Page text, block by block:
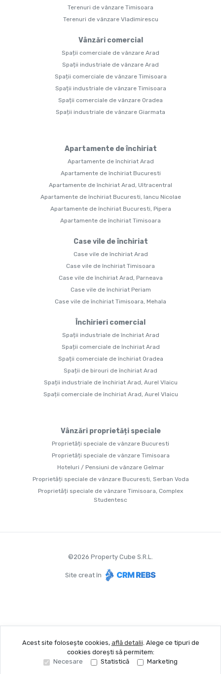
Terenuri de vânzare Timisoara
Terenuri de vânzare Vladimirescu
Vânzări comercial
Spații comerciale de vânzare Arad
Spații industriale de vânzare Arad
Spații comerciale de vânzare Timisoara
Spații industriale de vânzare Timisoara
Spații comerciale de vânzare Oradea
Spații industriale de vânzare Giarmata
Apartamente de închiriat
Apartamente de închiriat Arad
Apartamente de închiriat Bucuresti
Apartamente de închiriat Arad, Ultracentral
Apartamente de închiriat Bucuresti, Iancu Nicolae
Apartamente de închiriat Bucuresti, Pipera
Apartamente de închiriat Timisoara
Case vile de închiriat
Case vile de închiriat Arad
Case vile de închiriat Timisoara
Case vile de închiriat Arad, Parneava
Case vile de închiriat Periam
Case vile de închiriat Timisoara, Mehala
Închirieri comercial
Spații industriale de închiriat Arad
Spații comerciale de închiriat Arad
Spații comerciale de închiriat Oradea
Spații de birouri de închiriat Arad
Spații industriale de închiriat Arad, Aurel Vlaicu
Spații comerciale de închiriat Arad, Aurel Vlaicu
Vânzări proprietăți speciale
Proprietăți speciale de vânzare Bucuresti
Proprietăți speciale de vânzare Timisoara
Hoteluri / Pensiuni de vânzare Gelmar
Proprietăți speciale de vânzare Bucuresti, Serban Voda
Proprietăți speciale de vânzare Timisoara, Complex
Studentesc
©2026 Property Cube S.R.L.
Site creat în
Acest site folosește cookies, află detalii. Alege ce tipuri de
cookies dorești să permitem:
Necesare
Statistică Marketing